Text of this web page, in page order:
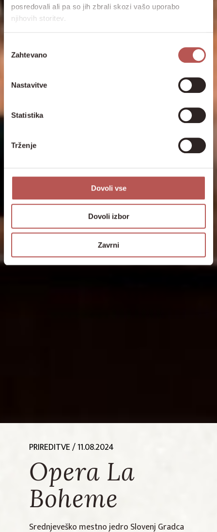
posredovali ali pa so jih zbrali skozi vašo uporabo
njihovih storitev.
Izbira
soglasja
Zahtevano
Nastavitve
Statistika
Trženje
Dovoli vse
Dovoli izbor
Zavrni
PRIREDITVE/ 11.08.2024
Opera La
Boheme
Srednjeveško mestno jedro Slovenj Gradca